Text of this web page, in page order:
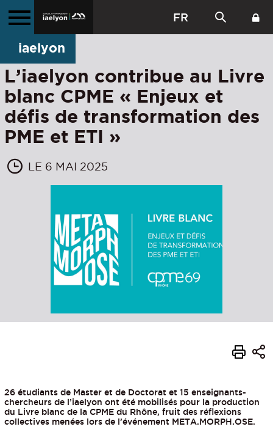
FR
iaelyon
L’iaelyon contribue au Livre
blanc CPME « Enjeux et
défis de transformation des
PME et ETI »
LE 6 MAI 2025
26 étudiants de Master et de Doctorat et 15 enseignants-
chercheurs de l’iaelyon ont été mobilisés pour la production
du Livre blanc de la CPME du Rhône, fruit des réflexions
collectives menées lors de l’événement META.MORPH.OSE.